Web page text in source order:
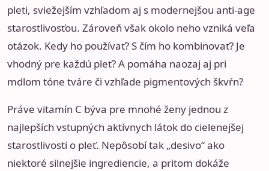
pleti, sviežejším vzhľadom aj s modernejšou anti-age
starostlivosťou. Zároveň však okolo neho vzniká veľa
otázok. Kedy ho používať? S čím ho kombinovať? Je
vhodný pre každú pleť? A pomáha naozaj aj pri
mdlom tóne tváre či vzhľade pigmentových škvŕn?
Práve vitamín C býva pre mnohé ženy jednou z
najlepších vstupných aktívnych látok do cielenejšej
starostlivosti o pleť. Nepôsobí tak „desivo“ ako
niektoré silnejšie ingrediencie, a pritom dokáže